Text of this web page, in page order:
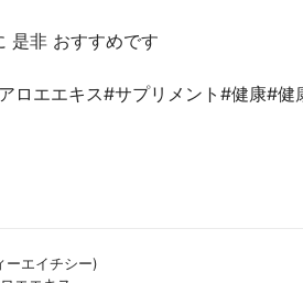
是非 おすすめです
ロエエキス#サプリメント#健康#健
ーエイチシー)